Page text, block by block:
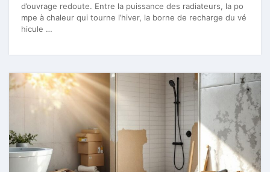
d’ouvrage redoute. Entre la puissance des radiateurs, la po
mpe à chaleur qui tourne l’hiver, la borne de recharge du vé
hicule …